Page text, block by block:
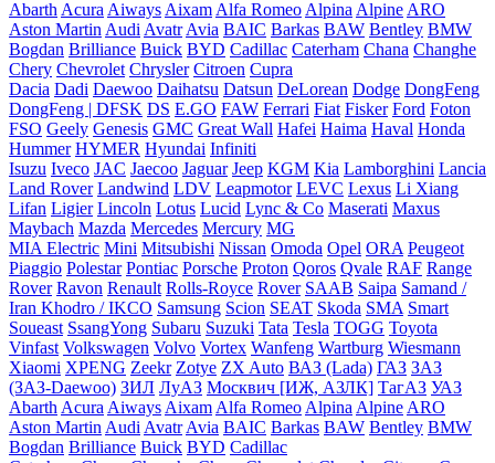
Abarth Acura Aiways Aixam Alfa Romeo Alpina Alpine ARO
Aston Martin Audi Avatr Avia BAIC Barkas BAW Bentley BMW
Bogdan Brilliance Buick BYD Cadillac Caterham Chana Changhe
Chery Chevrolet Chrysler Citroen Cupra
Dacia Dadi Daewoo Daihatsu Datsun DeLorean Dodge DongFeng
DongFeng | DFSK DS E.GO FAW Ferrari Fiat Fisker Ford Foton
FSO Geely Genesis GMC Great Wall Hafei Haima Haval Honda
Hummer HYMER Hyundai Infiniti
Isuzu Iveco JAC Jaecoo Jaguar Jeep KGM Kia Lamborghini Lancia
Land Rover Landwind LDV Leapmotor LEVC Lexus Li Xiang
Lifan Ligier Lincoln Lotus Lucid Lync & Co Maserati Maxus
Maybach Mazda Mercedes Mercury MG
MIA Electric Mini Mitsubishi Nissan Omoda Opel ORA Peugeot
Piaggio Polestar Pontiac Porsche Proton Qoros Qvale RAF Range
Rover Ravon Renault Rolls-Royce Rover SAAB Saipa Samand /
Iran Khodro / IKCO Samsung Scion SEAT Skoda SMA Smart
Soueast SsangYong Subaru Suzuki Tata Tesla TOGG Toyota
Vinfast Volkswagen Volvo Vortex Wanfeng Wartburg Wiesmann
Xiaomi XPENG Zeekr Zotye ZX Auto ВАЗ (Lada) ГАЗ ЗАЗ
(ЗАЗ-Daewoo) ЗИЛ ЛуАЗ Москвич [ИЖ, АЗЛК] ТагАЗ УАЗ
Abarth Acura Aiways Aixam Alfa Romeo Alpina Alpine ARO
Aston Martin Audi Avatr Avia BAIC Barkas BAW Bentley BMW
Bogdan Brilliance Buick BYD Cadillac